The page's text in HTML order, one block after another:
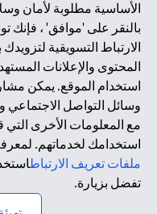
الأساسية مطلوبة لأمان
بالنقر على 'موافق' ، فإنك
الارتباط التسويقية
المحتوى والإعلانات
استخدام الموقع. يمكن
وسائل التواصل الاجتماعي
مع المعلومات الأخرى التي
استخدامك لخدماتهم.
ملفات تعريف الارتباط
تفضل بزيارة.
مستخدمة ومسجلة في جميع
سيتي بنك إن. إيه. الإمارات
الإمارات في دبي، و CN-1002019 لفرع أبوظبي. هاتف: 4000 311 04.
فرع سيتي بنك إن إيه -
الإمارات العربية المتحدة
سيتي بنك إن إيه الإمارات